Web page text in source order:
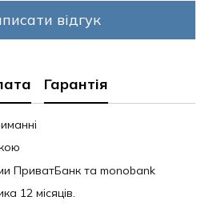
відгук
Гарантія
ПриватБанк та monobank
12 місяців.